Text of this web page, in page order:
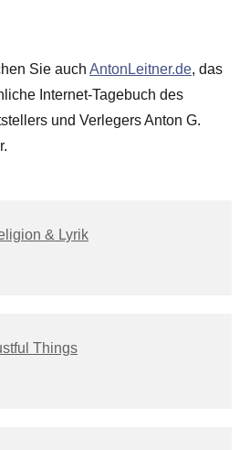
Sie auch AntonLeitner.de, das
Internet-Tagebuch des
und Verlegers Anton G.